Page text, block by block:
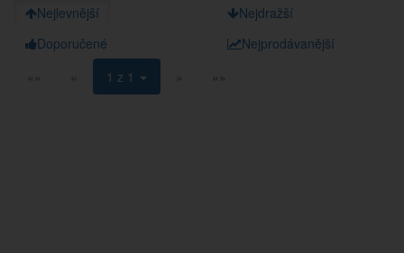
Nejlevnější
Nejdražší
Doporučené
Nejprodávanější
««
« 1 z 1 » »»